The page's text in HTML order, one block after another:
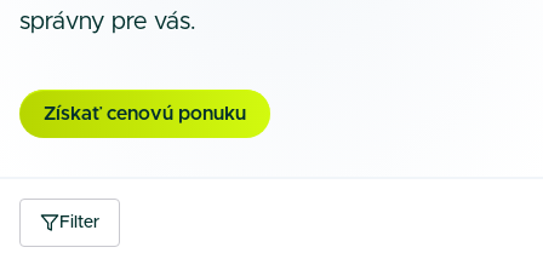
správny pre vás.
Získať cenovú ponuku
Filter